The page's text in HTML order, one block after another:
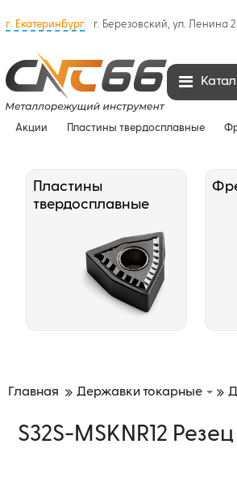
г. Екатеринбург г. Березовский, ул. Ленина
Акции Пластины твердосплавные
Пластины
твердосплавные
Главная Державки токарные
S32S-MSKNR12